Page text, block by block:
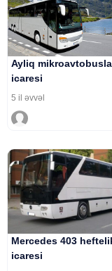
Ayliq
icaresi
5 il əvvəl
Mercedes 403
icaresi